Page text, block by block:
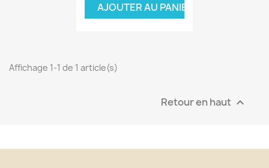
AJOUTER AU PANIER
Affichage 1-1 de 1 article(s)
Retour en haut 